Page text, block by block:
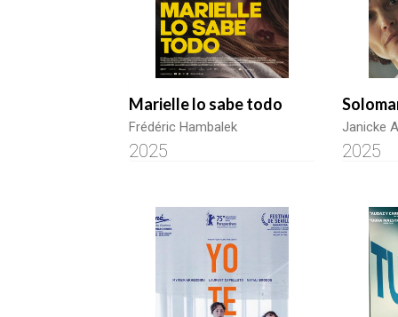
Marielle lo sabe todo
Frédéric Hambalek
2025
Janicke
2025